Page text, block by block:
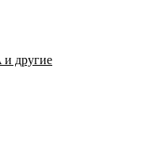
и другие